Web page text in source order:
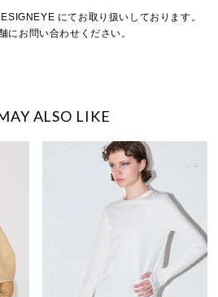
にてお取り扱いしております。
にお問い合わせください。
ALSO LIKE